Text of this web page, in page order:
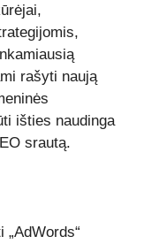
rašyti naują
išties naudinga
srautą.